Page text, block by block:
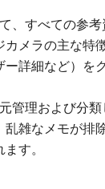
すべての参考
メラの主な特
詳細など）を
管理および分
雑なメモが
す。